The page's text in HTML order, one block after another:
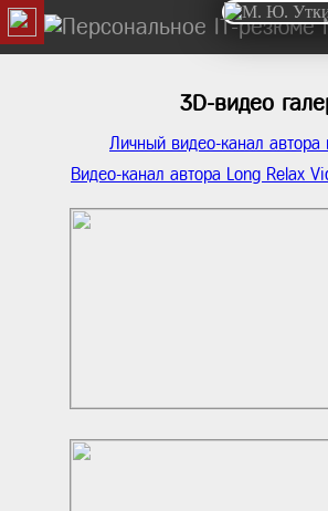
3D-видео
Личный видео-канал автора
Видео-канал автора Long Relax